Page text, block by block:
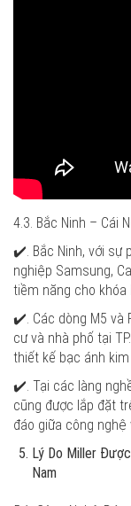
4.3. Bắc Ninh – Cái
✔️. Bắc Ninh, với sự
nghiệp Samsung,
tiềm năng cho khóa
✔️. Các dòng M5 và
cư và nhà phố tại
thiết kế bạc ánh
✔️. Tại các làng
cũng được lắp đặt
đáo giữa công nghệ
Lý Do Miller
Nam